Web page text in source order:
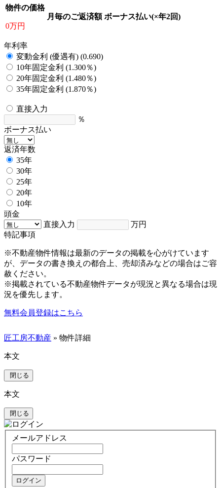
物件の価格
0万円
月毎のご返済額 ボーナス払い(×年2回)
年利率
変動金利 (優遇有) (0.690)
10年固定金利 (1.300％)
20年固定金利 (1.480％)
35年固定金利 (1.870％)
直接入力
％
ボーナス払い
返済年数
35年
30年
25年
20年
10年
頭金
直接入力
万円
特記事項
※不動産物件情報は最新のデータの掲載を心がけています
が、データの書き換えの都合上、売却済みなどの場合はご容
赦ください。
※掲載されている不動産物件データが現況と異なる場合は現
況を優先します。
無料会員登録はこちら
匠工房不動産 » 物件詳細
本文
閉じる
本文
閉じる
メールアドレス
パスワード
ログイン